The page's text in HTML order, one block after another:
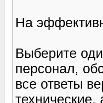
На
Выберите
персонал,
все ответы